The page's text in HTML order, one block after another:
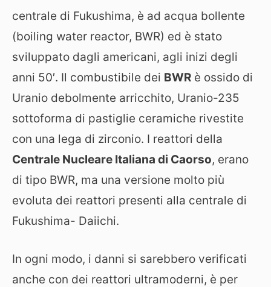
centrale di Fukushima, è ad acqua bollente
(boiling water reactor, BWR) ed è stato
sviluppato dagli americani, agli inizi degli
anni 50′. Il combustibile dei BWR è ossido di
Uranio debolmente arricchito, Uranio-235
sottoforma di pastiglie ceramiche rivestite
con una lega di zirconio. I reattori della
Centrale Nucleare Italiana di Caorso, erano
di tipo BWR, ma una versione molto più
evoluta dei reattori presenti alla centrale di
Fukushima- Daiichi.
In ogni modo, i danni si sarebbero verificati
anche con dei reattori ultramoderni, è per